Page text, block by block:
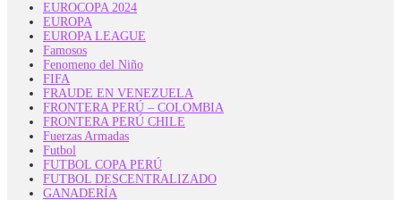
EUROCOPA 2024
EUROPA
EUROPA LEAGUE
Famosos
Fenomeno del Niño
FIFA
FRAUDE EN VENEZUELA
FRONTERA PERÚ – COLOMBIA
FRONTERA PERÚ CHILE
Fuerzas Armadas
Futbol
FUTBOL COPA PERÚ
FUTBOL DESCENTRALIZADO
GANADERÍA